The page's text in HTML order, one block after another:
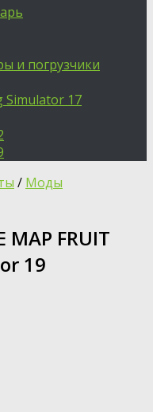
и погрузчики
Simulator 17
/ Моды
FRUIT
19